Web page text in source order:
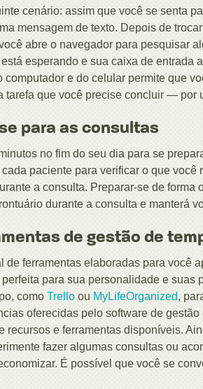
cenário: assim que você se senta
mensagem de texto. Depois de
abre o navegador para pesquisar
esperando e sua caixa de entrada
computador e do celular permite que
tarefa que você precise concluir — por
para as consultas
no fim do seu dia para se
paciente para verificar o que
a consulta. Preparar-se de
durante a consulta e manterá
de gestão de
de ferramentas elaboradas para você
para sua personalidade e suas
como Trello ou MyLifeOrganized,
oferecidas pelo software de
recursos e ferramentas disponíveis.
fazer algumas consultas ou
É possível que você se